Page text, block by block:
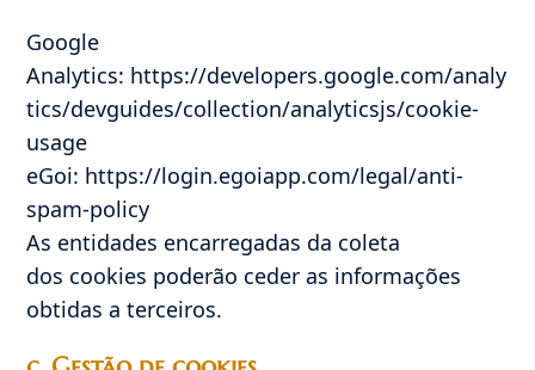
Google
Analytics: https://developers.google.com/analy
tics/devguides/collection/analyticsjs/cookie-
usage
eGoi: https://login.egoiapp.com/legal/anti-
spam-policy
As entidades encarregadas da coleta
dos cookies poderão ceder as informações
obtidas a terceiros.